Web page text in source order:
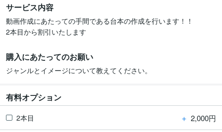
サービス内容
動画作成にあたっての手間である台本の作成を行います！！
2本目から割引いたします
購入にあたってのお願い
ジャンルとイメージについて教えてください。
有料オプション
2本目 ＋ 2,000円